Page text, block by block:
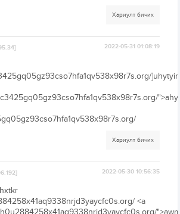
Хариулт бичих
2022-05-31 01:08:19
Хариулт бичих
2022-05-30 10:56:35
<a